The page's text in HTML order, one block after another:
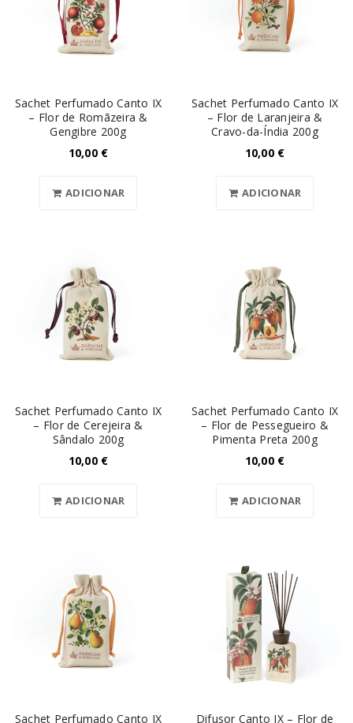
Sachet Perfumado Canto IX
– Flor de Romãzeira &
Gengibre 200g
10,00 €
ADICIONAR
Sachet Perfumado Canto IX
– Flor de Laranjeira &
Cravo-da-Índia 200g
10,00 €
ADICIONAR
Sachet Perfumado Canto IX
– Flor de Cerejeira &
Sândalo 200g
10,00 €
ADICIONAR
Sachet Perfumado Canto IX
– Flor de Pessegueiro &
Pimenta Preta 200g
10,00 €
ADICIONAR
Sachet Perfumado Canto IX
Difusor Canto IX – Flor de